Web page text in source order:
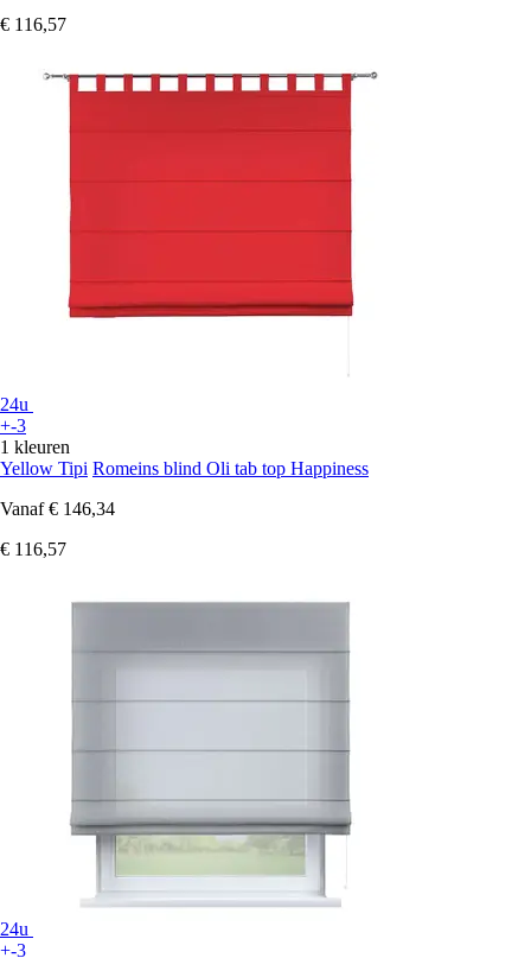
€ 116,57
24u
+-3
1 kleuren
Yellow Tipi Romeins blind Oli tab top Happiness
Vanaf € 146,34
€ 116,57
24u
+-3